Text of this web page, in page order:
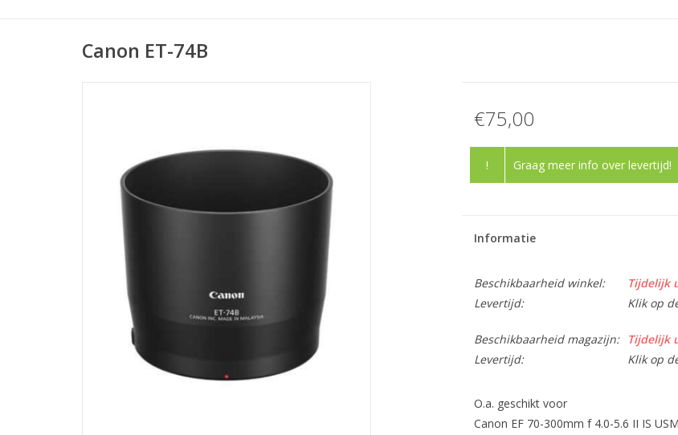
Canon ET-74B
€75,00
! Graag meer info over levertijd!
Informatie
Beschikbaarheid winkel:
Tijdelijk
Levertijd:
Klik op
Beschikbaarheid magazijn:
Tijdelijk
Levertijd:
Klik op
O.a. geschikt voor
Canon EF 70-300mm f 4.0-5.6 II IS USM